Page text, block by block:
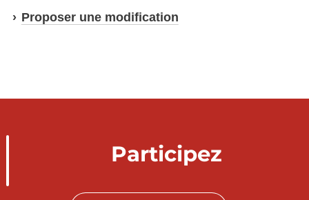
Proposer une modification
Participez